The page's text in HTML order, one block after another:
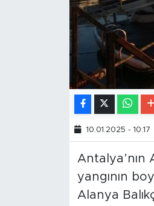
10.01.2025 - 10:17
Antalya’nın
yangının
Alanya